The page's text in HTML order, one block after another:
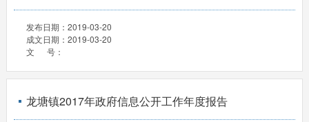
发布日期： 2019-03-20
成文日期： 2019-03-20
文 号：
龙塘镇2017年政府信息公开工作年度报告